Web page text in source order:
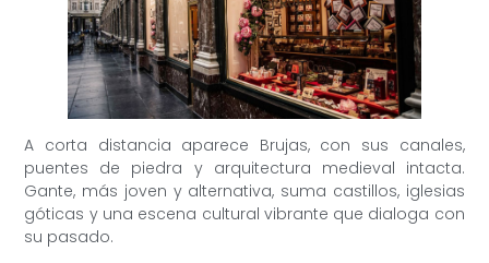
A corta distancia aparece Brujas, con sus canales,
puentes de piedra y arquitectura medieval intacta.
Gante, más joven y alternativa, suma castillos, iglesias
góticas y una escena cultural vibrante que dialoga con
su pasado.